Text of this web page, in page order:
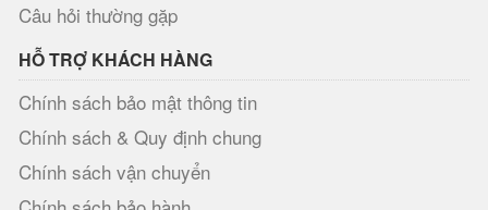
Câu hỏi thường gặp
HỖ TRỢ KHÁCH HÀNG
Chính sách bảo mật thông tin
Chính sách & Quy định chung
Chính sách vận chuyển